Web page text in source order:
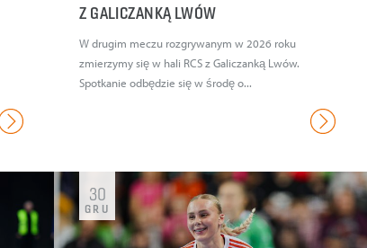
Z GALICZANKĄ LWÓW
W drugim meczu rozgrywanym w 2026 roku
zmierzymy się w hali RCS z Galiczanką Lwów.
Spotkanie odbędzie się w środę o...
30
GRU